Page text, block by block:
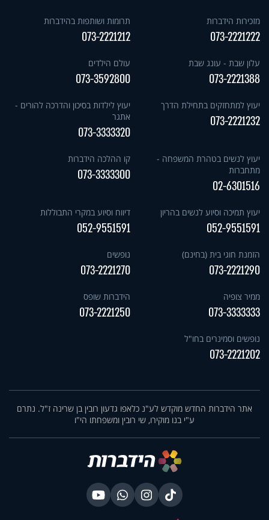
מזכירות הידברות
073-2221222
תרומות ושותפות בהידברות
073-2221212
עלון שבת - עונג שבת
073-2221388
עולם הילדים
073-3592800
יעוץ למתחזקים בתחילת הדרך
073-2221232
יעוץ לילדות בסיכון והדרכה להורים -
אתגר
073-3333320
יעוץ לנשים בטהרת המשפחה -
מתחברות
02-6301516
קו ההלכה הידברות
073-3333300
יעוץ תמיכה וסיוע לנשים בהריון
052-9551591
דיווח וסיוע במקרי התבוללות
052-9551591
הזמנת חוגי בית (בחינם)
073-2221290
נופשים
073-2221270
ממיר צופיה
073-3333333
הידברות שופס
073-2221250
נופשים וסמינרים בחו"ל
073-2221202
אתר הידברות החדש מוקדש לע"נ כלאפו גדעון רובין בן שרינה ז"ל. נתרם
ע"י בנו מוקירו, שי רובין ומשפחתו הי"ו